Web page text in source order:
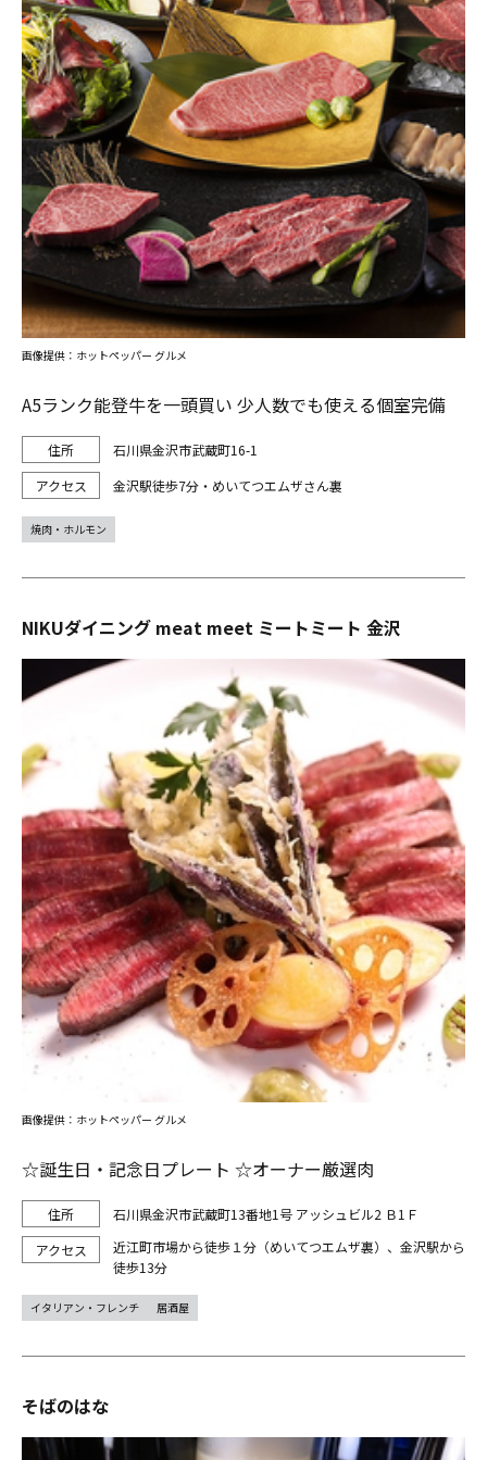
A5ランク能登牛を一頭買い 少人数でも使える個室完備
石川県金沢市武蔵町16-1
金沢駅徒歩7分・めいてつエムザさん裏
画像提供：ホットペッパー グルメ
焼肉・ホルモン
NIKUダイニング meat meet ミートミート 金沢
☆誕生日・記念日プレート ☆オーナー厳選肉
石川県金沢市武蔵町13番地1号 アッシュビル2 Ｂ1Ｆ
近江町市場から徒歩１分（めいてつエムザ裏）、金沢駅から
徒歩13分
画像提供：ホットペッパー グルメ
イタリアン・フレンチ 居酒屋
そばのはな